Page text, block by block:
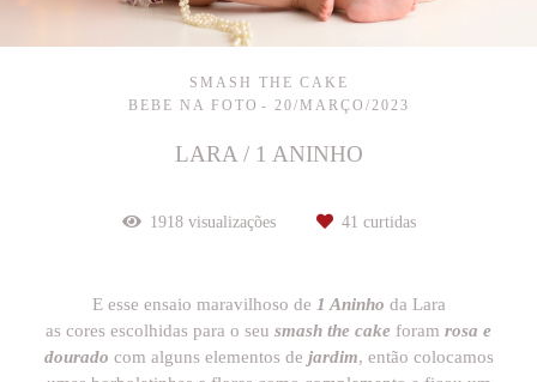
SMASH THE CAKE
BEBE NA FOTO
20/MARÇO/2023
LARA / 1 ANINHO
1918visualizações 41 curtidas
E esse ensaio maravilhoso de 1 Aninho da Lara
as cores escolhidas para o seu smash the cake foram rosa e
dourado com alguns elementos de jardim, então colocamos